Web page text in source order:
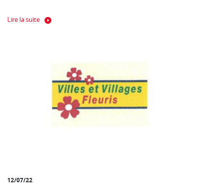
Lire la suite
12/07/22